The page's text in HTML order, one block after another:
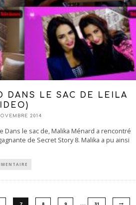
DANS LE SAC DE LEILA
2014
Dans le sac de, Malika Ménard a rencontré
de Secret Story 8. Malika a pu ainsi
7 8 9 … 31